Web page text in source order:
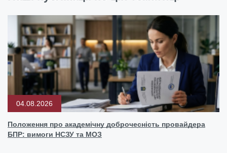
04.08.2026
Положення про академічну доброчесність провайдера
БПР: вимоги НСЗУ та МОЗ